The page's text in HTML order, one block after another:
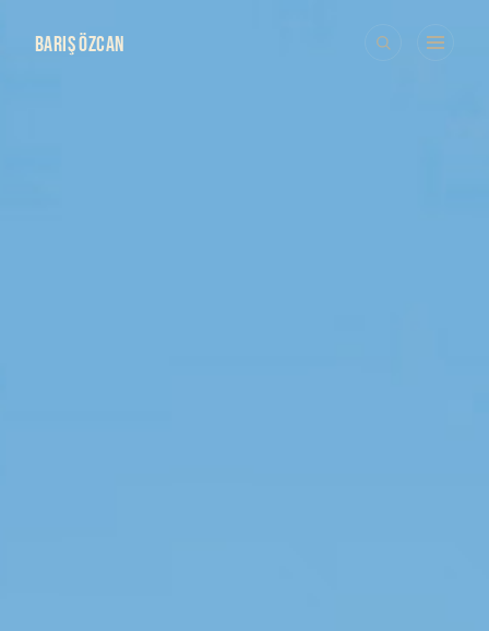
BARIŞ ÖZCAN